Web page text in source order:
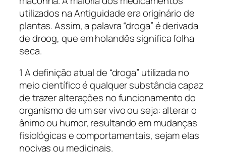
utilizados na Antiguidade era originário de
plantas. Assim, a palavra “droga” é derivada
de droog, que em holandês significa folha
seca.
1 A definição atual de “droga” utilizada no
meio científico é qualquer substância capaz
de trazer alterações no funcionamento do
organismo de um ser vivo ou seja: alterar o
ânimo ou humor, resultando em mudanças
fisiológicas e comportamentais, sejam elas
nocivas ou medicinais.